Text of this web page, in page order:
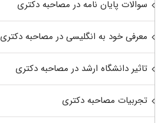
سوالات پایان نامه در مصاحبه دکتری
معرفی خود به انگلیسی در مصاحبه دکتری
تاثیر دانشگاه ارشد در مصاحبه دکتری
تجربیات مصاحبه دکتری